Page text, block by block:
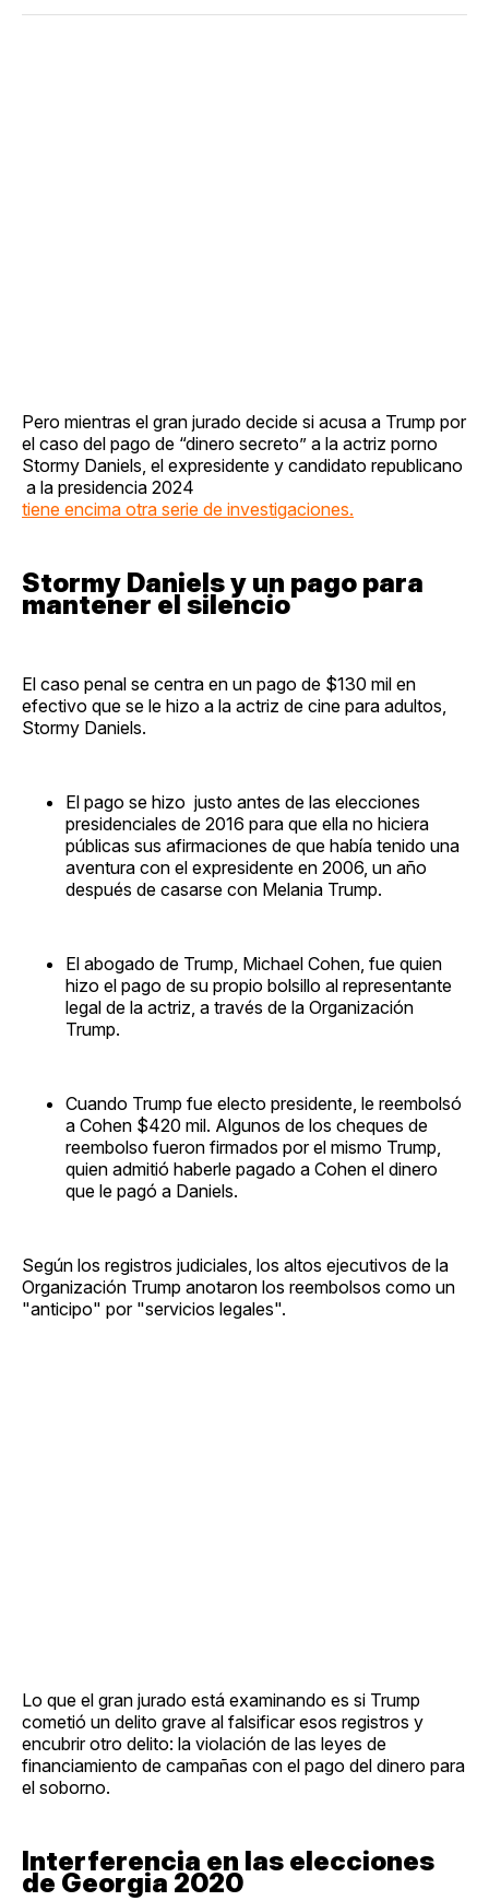
Pero mientras el gran jurado decide si acusa a Trump por
el caso del pago de “dinero secreto” a la actriz porno
Stormy Daniels, el expresidente y candidato republicano
a la presidencia 2024
tiene encima otra serie de investigaciones.
Stormy Daniels y un pago para
mantener el silencio
El caso penal se centra en un pago de $130 mil en
efectivo que se le hizo a la actriz de cine para adultos,
Stormy Daniels.
El pago se hizo justo antes de las elecciones
presidenciales de 2016 para que ella no hiciera
públicas sus afirmaciones de que había tenido una
aventura con el expresidente en 2006, un año
después de casarse con Melania Trump.
El abogado de Trump, Michael Cohen, fue quien
hizo el pago de su propio bolsillo al representante
legal de la actriz, a través de la Organización
Trump.
Cuando Trump fue electo presidente, le reembolsó
a Cohen $420 mil. Algunos de los cheques de
reembolso fueron firmados por el mismo Trump,
quien admitió haberle pagado a Cohen el dinero
que le pagó a Daniels.
Según los registros judiciales, los altos ejecutivos de la
Organización Trump anotaron los reembolsos como un
"anticipo" por "servicios legales".
Lo que el gran jurado está examinando es si Trump
cometió un delito grave al falsificar esos registros y
encubrir otro delito: la violación de las leyes de
financiamiento de campañas con el pago del dinero para
el soborno.
Interferencia en las elecciones
de Georgia 2020